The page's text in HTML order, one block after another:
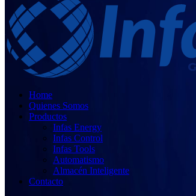
Home
Quienes Somos
Productos
Infas Energy
Infas Control
Infas Tools
Automatismo
Almacén Inteligente
Contacto